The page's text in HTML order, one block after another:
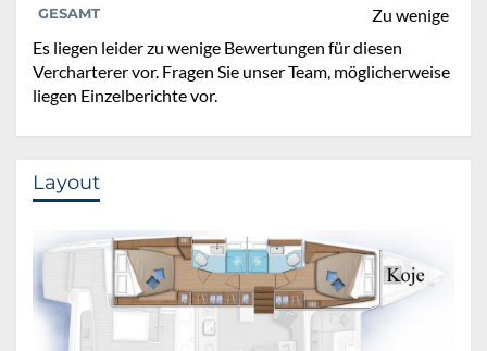
GESAMT
Zu wenige
Es liegen leider zu wenige Bewertungen für diesen
Vercharterer vor. Fragen Sie unser Team, möglicherweise
liegen Einzelberichte vor.
Layout